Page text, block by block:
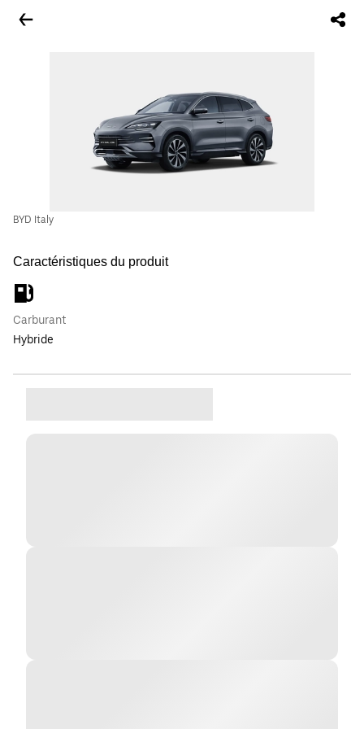
BYD Italy
Caractéristiques du produit
Carburant
Hybride